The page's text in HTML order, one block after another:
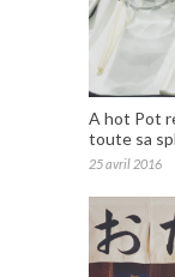
A hot Pot
toute sa
25 avril 2016